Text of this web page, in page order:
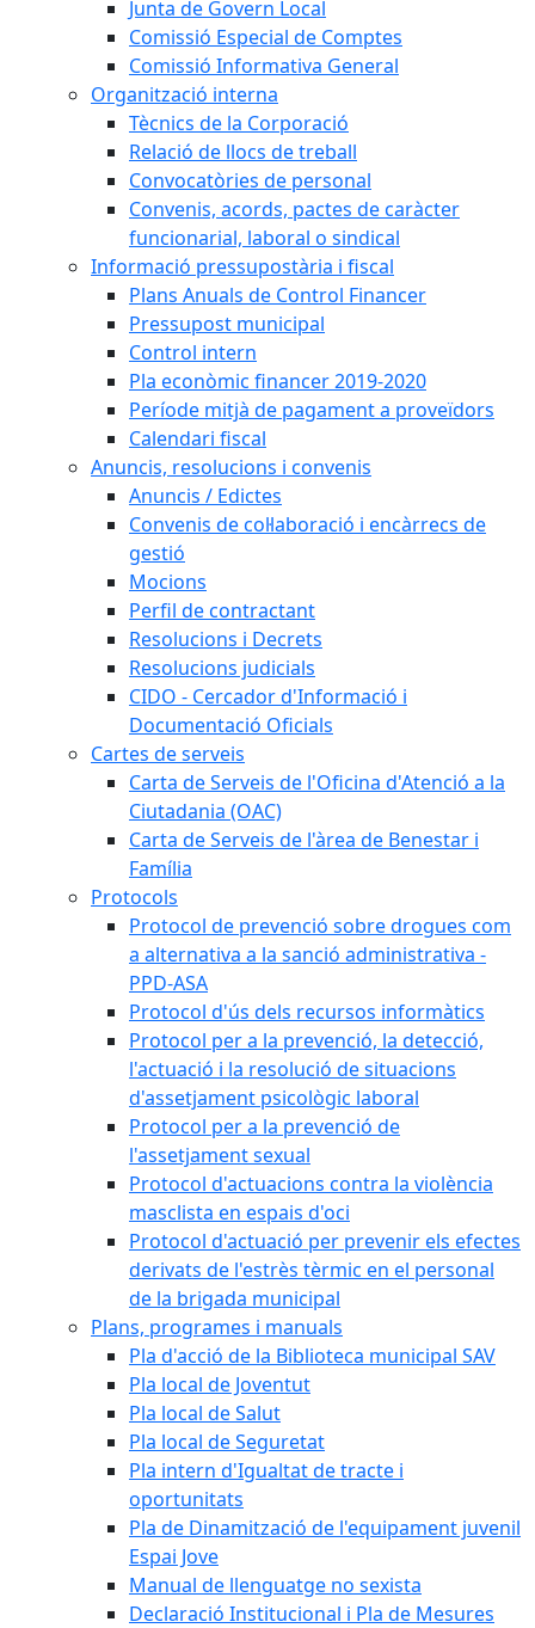
Junta de Govern Local
Comissió Especial de Comptes
Comissió Informativa General
Organització interna
Tècnics de la Corporació
Relació de llocs de treball
Convocatòries de personal
Convenis, acords, pactes de caràcter
funcionarial, laboral o sindical
Informació pressupostària i fiscal
Plans Anuals de Control Financer
Pressupost municipal
Control intern
Pla econòmic financer 2019-2020
Període mitjà de pagament a proveïdors
Calendari fiscal
Anuncis, resolucions i convenis
Anuncis / Edictes
Convenis de col·laboració i encàrrecs de
gestió
Mocions
Perfil de contractant
Resolucions i Decrets
Resolucions judicials
CIDO - Cercador d'Informació i
Documentació Oficials
Cartes de serveis
Carta de Serveis de l'Oficina d'Atenció a la
Ciutadania (OAC)
Carta de Serveis de l'àrea de Benestar i
Família
Protocols
Protocol de prevenció sobre drogues com
a alternativa a la sanció administrativa -
PPD-ASA
Protocol d'ús dels recursos informàtics
Protocol per a la prevenció, la detecció,
l'actuació i la resolució de situacions
d'assetjament psicològic laboral
Protocol per a la prevenció de
l'assetjament sexual
Protocol d'actuacions contra la violència
masclista en espais d'oci
Protocol d'actuació per prevenir els efectes
derivats de l'estrès tèrmic en el personal
de la brigada municipal
Plans, programes i manuals
Pla d'acció de la Biblioteca municipal SAV
Pla local de Joventut
Pla local de Salut
Pla local de Seguretat
Pla intern d'Igualtat de tracte i
oportunitats
Pla de Dinamització de l'equipament juvenil
Espai Jove
Manual de llenguatge no sexista
Declaració Institucional i Pla de Mesures